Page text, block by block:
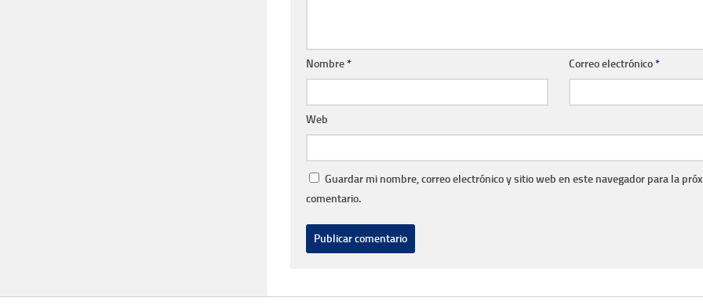
Nombre* Correo electrónico*
Web
Guardar mi nombre, correo electrónico y sitio web en este navegador para la
comentario.